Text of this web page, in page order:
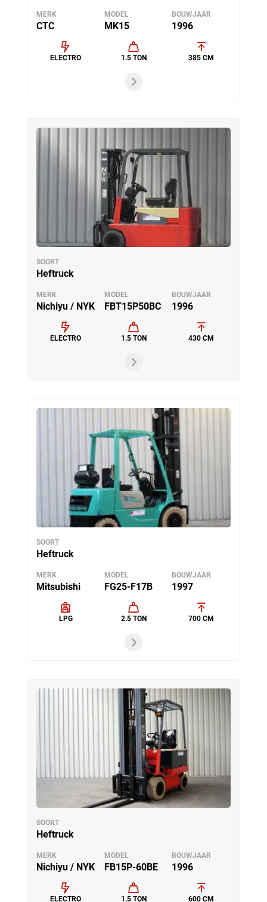
MERK
CTC
MODEL
MK15
BOUWJAAR
1996
ELECTRO 1.5 TON 385 CM
SOORT
Heftruck
MERK
Nichiyu / NYK
MODEL
FBT15P50BC
BOUWJAAR
1996
ELECTRO 1.5 TON 430 CM
SOORT
Heftruck
MERK
Mitsubishi
MODEL
FG25-F17B
BOUWJAAR
1997
LPG 2.5 TON 700 CM
SOORT
Heftruck
MERK
Nichiyu / NYK
MODEL
FB15P-60BE
BOUWJAAR
1996
ELECTRO 1.5 TON 600 CM